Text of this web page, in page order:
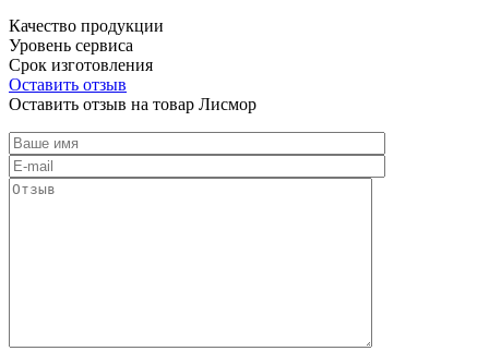
Качество продукции
Уровень сервиса
Срок изготовления
Оставить отзыв
Оставить отзыв на товар Лисмор